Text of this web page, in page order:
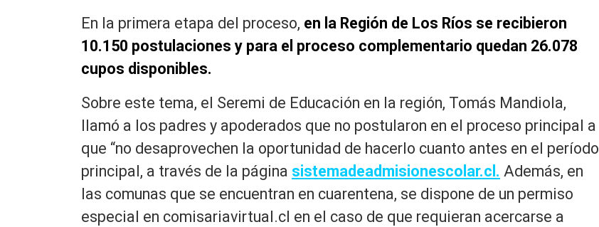
En la primera etapa del proceso, en la Región de Los Ríos se recibieron
10.150 postulaciones y para el proceso complementario quedan 26.078
cupos disponibles.
Sobre este tema, el Seremi de Educación en la región, Tomás Mandiola,
llamó a los padres y apoderados que no postularon en el proceso principal a
que “no desaprovechen la oportunidad de hacerlo cuanto antes en el período
principal, a través de la página sistemadeadmisionescolar.cl. Además, en
las comunas que se encuentran en cuarentena, se dispone de un permiso
especial en comisariavirtual.cl en el caso de que requieran acercarse a